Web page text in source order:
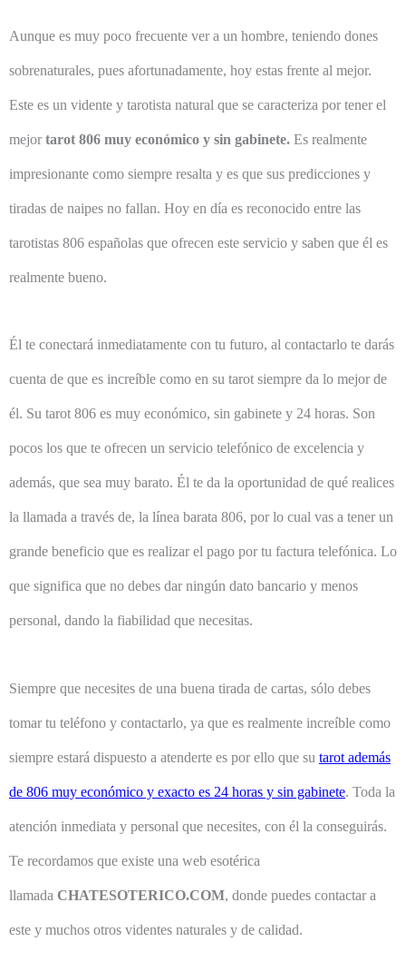
Aunque es muy poco frecuente ver a un hombre, teniendo dones
sobrenaturales, pues afortunadamente, hoy estas frente al mejor.
Este es un vidente y tarotista natural que se caracteriza por tener el
mejor tarot 806 muy económico y sin gabinete. Es realmente
impresionante como siempre resalta y es que sus predicciones y
tiradas de naipes no fallan. Hoy en día es reconocido entre las
tarotistas 806 españolas que ofrecen este servicio y saben que él es
realmente bueno.
Él te conectará inmediatamente con tu futuro, al contactarlo te darás
cuenta de que es increíble como en su tarot siempre da lo mejor de
él. Su tarot 806 es muy económico, sin gabinete y 24 horas. Son
pocos los que te ofrecen un servicio telefónico de excelencia y
además, que sea muy barato. Él te da la oportunidad de qué realices
la llamada a través de, la línea barata 806, por lo cual vas a tener un
grande beneficio que es realizar el pago por tu factura telefónica. Lo
que significa que no debes dar ningún dato bancario y menos
personal, dando la fiabilidad que necesitas.
Siempre que necesites de una buena tirada de cartas, sólo debes
tomar tu teléfono y contactarlo, ya que es realmente increíble como
siempre estará dispuesto a atenderte es por ello que su tarot además
de 806 muy económico y exacto es 24 horas y sin gabinete. Toda la
atención inmediata y personal que necesites, con él la conseguirás.
Te recordamos que existe una web esotérica
llamada CHATESOTERICO.COM, donde puedes contactar a
este y muchos otros videntes naturales y de calidad.